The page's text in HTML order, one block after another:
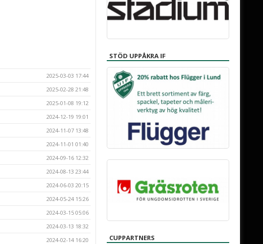
2025-03-03 17:44
2025-02-28 21:48
2025-01-08 19:12
2024-12-19 19:01
2024-11-07 13:48
2024-11-01 01:40
2024-09-16 12:32
2024-08-13 23:44
2024-06-03 20:15
2024-05-24 15:26
2024-03-15 05:06
2024-03-13 18:32
2024-02-14 16:20
STÖD UPPÅKRA IF
CUPPARTNERS